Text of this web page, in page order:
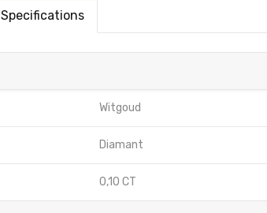
Specifications
Witgoud
Diamant
0,10 CT